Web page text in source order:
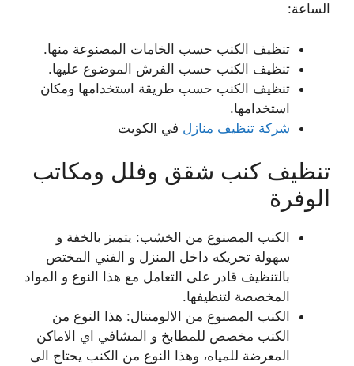
الساعة:
تنظيف الكنب حسب الخامات المصنوعة منها.
تنظيف الكنب حسب الفرش الموضوع عليها.
تنظيف الكنب حسب طريقة استخدامها ومكان
استخدامها.
شركة تنظيف منازل في الكويت
تنظيف كنب شقق وفلل ومكاتب
الوفرة
الكنب المصنوع من الخشب: يتميز بالخفة و
سهولة تحريكه داخل المنزل و الفني المختص
بالتنظيف قادر على التعامل مع هذا النوع و المواد
المخصصة لتنظيفها.
الكنب المصنوع من الالومنتال: هذا النوع من
الكنب مخصص للمطابخ و المشافي اي الاماكن
المعرضة للمياه، وهذا النوع من الكنب يحتاج الى